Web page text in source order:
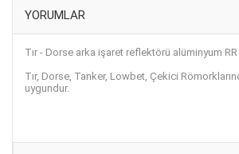
YORUMLAR
Tır - Dorse arka işaret reflektörü alüminyum RR
Tır, Dorse, Tanker, Lowbet, Çekici
uygundur.